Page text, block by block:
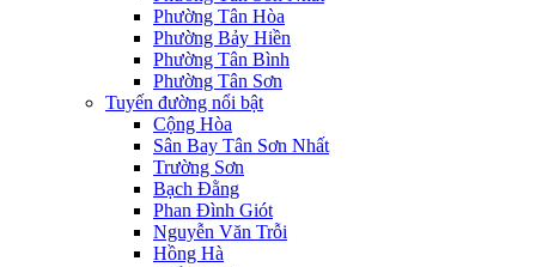
Phường Tân Hòa
Phường Bảy Hiền
Phường Tân Bình
Phường Tân Sơn
Tuyến đường nổi bật
Cộng Hòa
Sân Bay Tân Sơn Nhất
Trường Sơn
Bạch Đằng
Phan Đình Giót
Nguyễn Văn Trỗi
Hồng Hà